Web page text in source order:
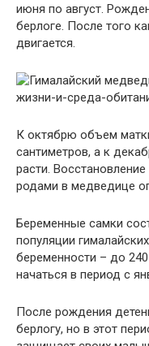
июня по август.
берлоге. После того
двигается.
К октябрю объем
сантиметров, а к
расти.
родами в медведице
Беременные самки
популяции
беременности – до
начаться в период с
После рождения
берлогу, но в этот